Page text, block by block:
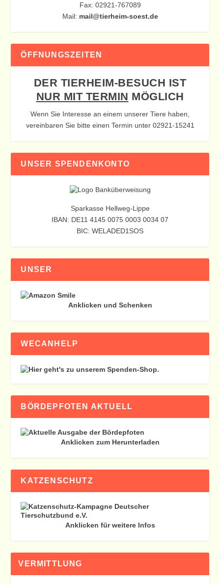
Fax: 02921-767089
Mail: mail@tierheim-soest.de
ÖFFNUNGSZEITEN
DER TIERHEIM-BESUCH IST
NUR MIT TERMIN MÖGLICH
Wenn Sie Interesse an einem unserer Tiere haben,
vereinbaren Sie bitte einen Termin unter 02921-15241
UNSER SPENDENKONTO
Sparkasse Hellweg-Lippe
IBAN: DE11 4145 0075 0003 0034 07
BIC: WELADED1SOS
UNSER
Anklicken und Schenken
WECANHELP
BÖRDEPFOTEN AKTUELL
Anklicken zum Herunterladen
KATZENSCHUTZ
Anklicken für weitere Infos
VERMITTLUNG